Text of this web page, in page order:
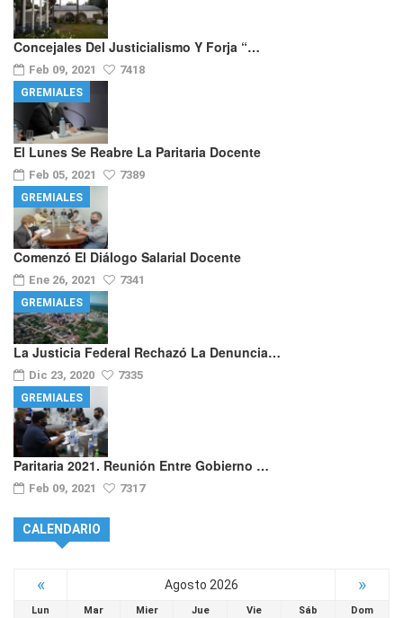
Concejales Del Justicialismo Y Forja “…
Feb 09, 2021 7418
El Lunes Se Reabre La Paritaria Docente
Feb 05, 2021 7389
GREMIALES
Comenzó El Diálogo Salarial Docente
Ene 26, 2021 7341
GREMIALES
La Justicia Federal Rechazó La Denuncia…
Dic 23, 2020 7335
GREMIALES
Paritaria 2021. Reunión Entre Gobierno …
Feb 09, 2021 7317
GREMIALES
CALENDARIO
« Agosto 2026 »
Lun Mar Mier Jue Vie Sáb Dom